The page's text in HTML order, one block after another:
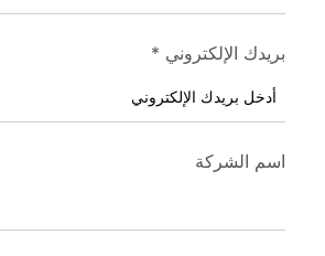
بريدك الإلكتروني *
اسم الشركة